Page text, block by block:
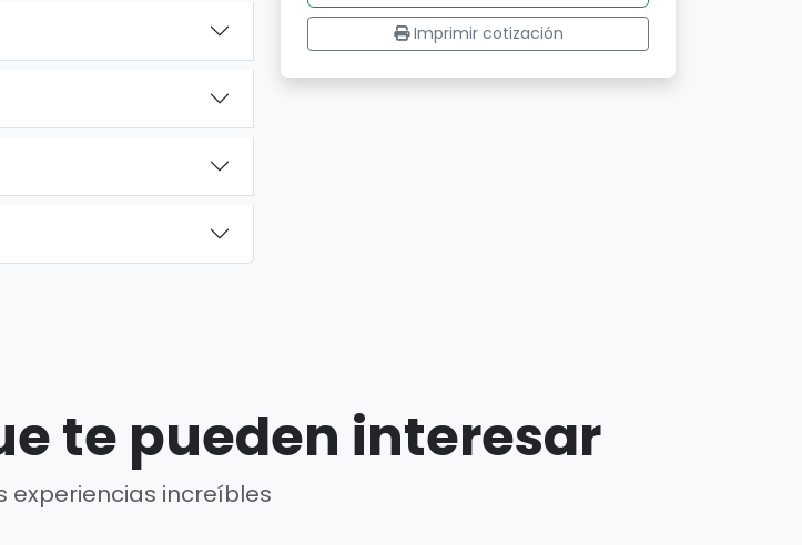
Imprimir cotización
te pueden interesar
experiencias increíbles